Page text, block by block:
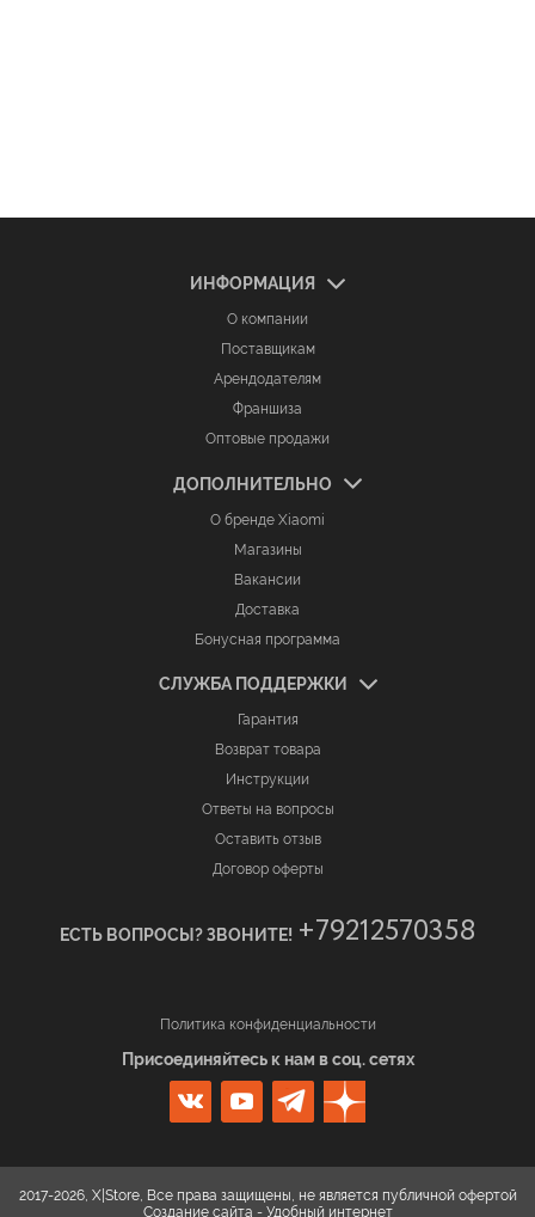
ИНФОРМАЦИЯ
О компании
Поставщикам
Арендодателям
Франшиза
Оптовые продажи
ДОПОЛНИТЕЛЬНО
О бренде Xiaomi
Магазины
Вакансии
Доставка
Бонусная программа
СЛУЖБА ПОДДЕРЖКИ
Гарантия
Возврат товара
Инструкции
Ответы на вопросы
Оставить отзыв
Договор оферты
ЕСТЬ ВОПРОСЫ? ЗВОНИТЕ! +79212570358
Политика конфиденциальности
Присоединяйтесь к нам в соц. сетях
2017-2026, X|Store, Все права защищены, не является публичной офертой
Создание сайта - Удобный интернет